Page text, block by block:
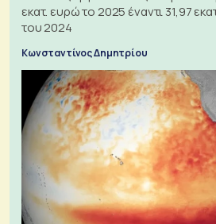
εκατ. ευρώ το 2025 έναντι 31,97
του 2024
Κωνσταντίνος Δημητρίου